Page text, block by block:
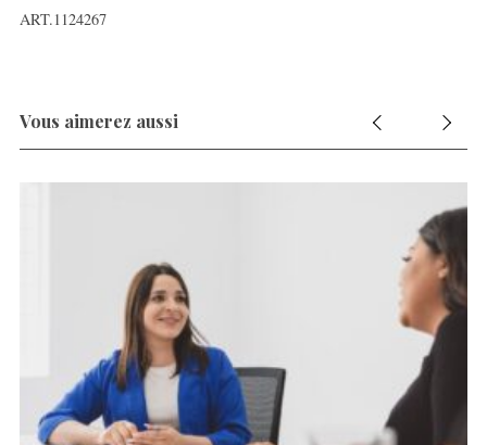
ART.1124267
Vous aimerez aussi